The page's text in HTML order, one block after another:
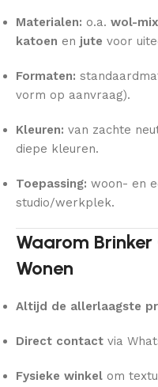
Materialen: o.a. wol-
katoen en jute voor
Formaten:
vorm op aanvraag).
Kleuren: van zachte
diepe kleuren.
Toepassing: woon- en
studio/werkplek.
Waarom
Wonen
Altijd de allerlaagste
Direct contact via
Fysieke winkel om